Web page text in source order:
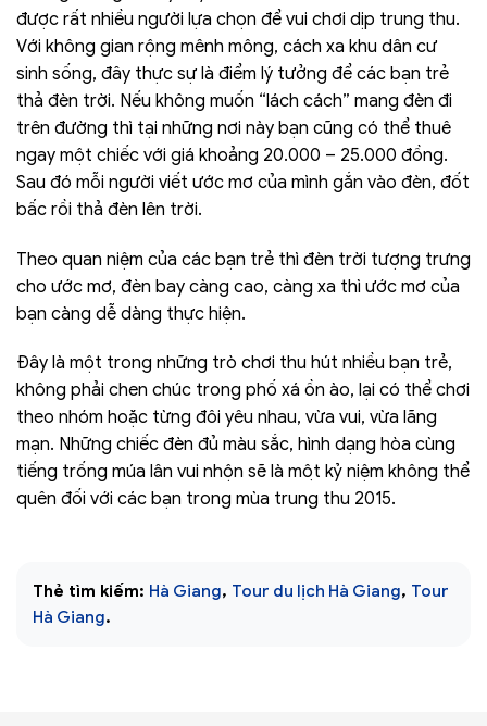
được rất nhiều người lựa chọn để vui chơi dịp trung thu.
Với không gian rộng mênh mông, cách xa khu dân cư
sinh sống, đây thực sự là điểm lý tưởng để các bạn trẻ
thả đèn trời. Nếu không muốn “lách cách” mang đèn đi
trên đường thì tại những nơi này bạn cũng có thể thuê
ngay một chiếc với giá khoảng 20.000 – 25.000 đồng.
Sau đó mỗi người viết ước mơ của mình gắn vào đèn, đốt
bấc rồi thả đèn lên trời.
Theo quan niệm của các bạn trẻ thì đèn trời tượng trưng
cho ước mơ, đèn bay càng cao, càng xa thì ước mơ của
bạn càng dễ dàng thực hiện.
Đây là một trong những trò chơi thu hút nhiều bạn trẻ,
không phải chen chúc trong phố xá ồn ào, lại có thể chơi
theo nhóm hoặc từng đôi yêu nhau, vừa vui, vừa lãng
mạn. Những chiếc đèn đủ màu sắc, hình dạng hòa cùng
tiếng trống múa lân vui nhộn sẽ là một kỷ niệm không thể
quên đối với các bạn trong mùa trung thu 2015.
Thẻ tìm kiếm: Hà Giang, Tour du lịch Hà Giang, Tour
Hà Giang.